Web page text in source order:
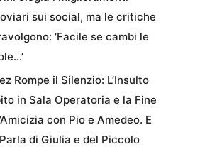
sui social, ma le critiche
‘Facile se cambi le
Rompe il Silenzio: L’Insulto
in Sala Operatoria e la Fine
con Pio e Amedeo. E
di Giulia e del Piccolo